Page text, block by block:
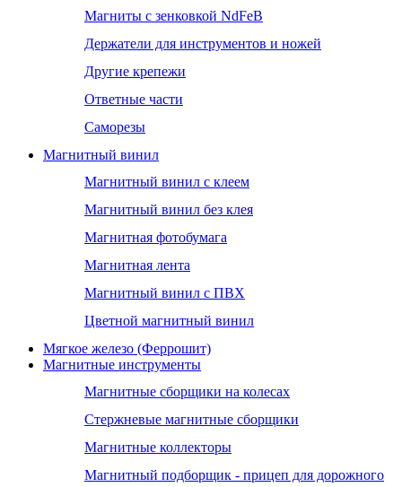
Магниты с зенковкой NdFeB
Держатели для инструментов и ножей
Другие крепежи
Ответные части
Саморезы
Магнитный винил
Магнитный винил с клеем
Магнитный винил без клея
Магнитная фотобумага
Магнитная лента
Магнитный винил с ПВХ
Цветной магнитный винил
Мягкое железо (Феррошит)
Магнитные инструменты
Магнитные сборщики на колесах
Стержневые магнитные сборщики
Магнитные коллекторы
Магнитный подборщик - прицеп для дорожного